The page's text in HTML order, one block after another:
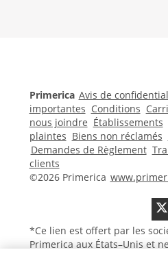
Primerica Avis de
importantes Conditions
nous joindre Établissements
plaintes Biens non réclamés
Demandes de Règlement
clients
©2026 Primerica
*Ce lien est offert par les
Primerica aux États–Unis et